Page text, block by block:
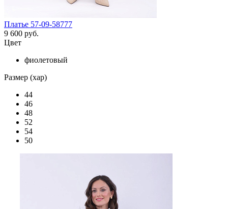
Платье 57-09-58777
9 600 руб.
Цвет
фиолетовый
Размер (хар)
44
46
48
52
54
50